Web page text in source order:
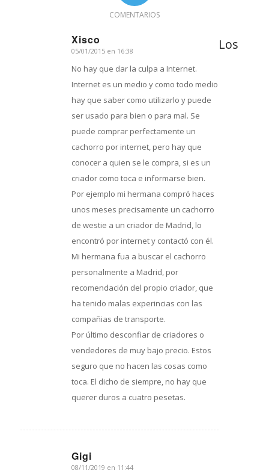
COMENTARIOS
Xisco
Dice:
05/01/2015 en 16:38
No hay que dar la culpa a Internet.
Internet es un medio y como todo medio
hay que saber como utilizarlo y puede
ser usado para bien o para mal. Se
puede comprar perfectamente un
cachorro por internet, pero hay que
conocer a quien se le compra, si es un
criador como toca e informarse bien.
Por ejemplo mi hermana compró haces
unos meses precisamente un cachorro
de westie a un criador de Madrid, lo
encontró por internet y contactó con él.
Mi hermana fua a buscar el cachorro
personalmente a Madrid, por
recomendación del propio criador, que
ha tenido malas experincias con las
compañias de transporte.
Por último desconfiar de criadores o
vendedores de muy bajo precio. Estos
seguro que no hacen las cosas como
toca. El dicho de siempre, no hay que
querer duros a cuatro pesetas.
Gigi
Dice:
08/11/2019 en 11:44
Los